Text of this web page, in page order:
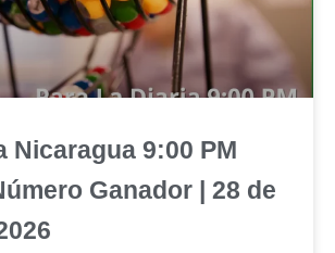
Nicaragua 9:00 PM
Ganador | 28 de